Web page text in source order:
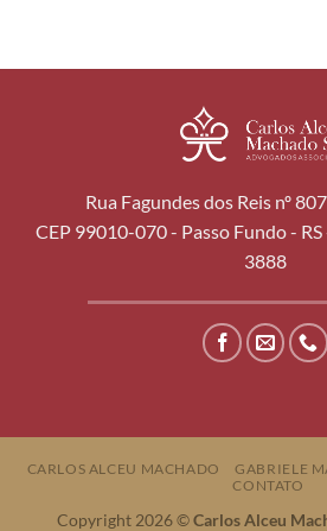
Rua Fagundes dos Reis nº
CEP 99010-070 - Passo Fundo -
3888
CARLOS ALCEU MACHADO GABRIELE
CONTATO
Copyright 2026 ©Carlos Alceu